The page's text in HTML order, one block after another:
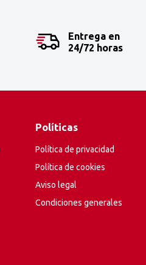
Entrega en
24/72 horas
Políticas
Política de privacidad
Política de cookies
Aviso legal
Condiciones generales